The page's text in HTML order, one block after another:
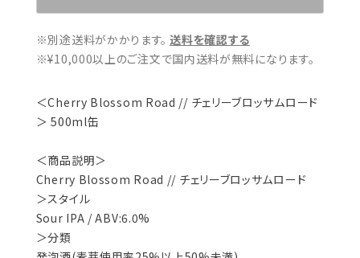
※別途送料がかかります。 送料を確認する
※¥10,000以上のご注文で国内送料が無料になります。
＜Cherry Blossom Road // チェリーブロッサムロード
＞ 500ml缶
＜商品説明＞
Cherry Blossom Road // チェリーブロッサムロード
＞スタイル
Sour IPA / ABV:6.0%
＞分類